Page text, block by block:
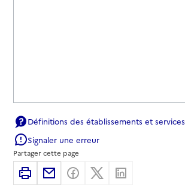
Définitions des établissements et services
Signaler une erreur
Partager cette page
ImprimerPartager par email
Partager sur Facebook
Partager sur X